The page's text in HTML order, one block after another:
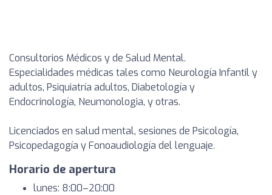
Consultorios Médicos y de Salud Mental.
Especialidades médicas tales como Neurología Infantil y
adultos, Psiquiatría adultos, Diabetología y
Endocrinología, Neumonologia, y otras.
Licenciados en salud mental, sesiones de Psicología,
Psicopedagogía y Fonoaudiología del lenguaje.
Horario de apertura
lunes: 8:00–20:00